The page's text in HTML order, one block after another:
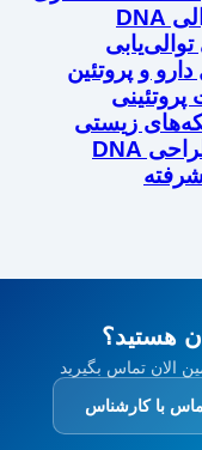
هستید؟
الان تماس بگیرید
با کارشناس